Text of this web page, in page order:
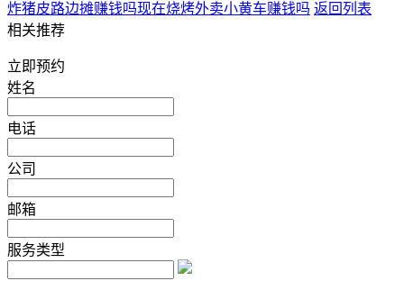
炸猪皮路边摊赚钱吗现在烧烤外卖小黄车赚钱吗 返回列表
相关推荐
立即预约
姓名
电话
公司
邮箱
服务类型